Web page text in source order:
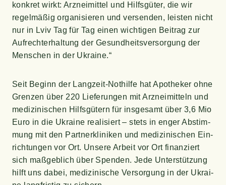
kon­kret wirkt: Arz­nei­mit­tel und Hilfs­gü­ter, die wir
regel­mä­ßig orga­ni­sie­ren und ver­sen­den, leis­ten nicht
nur in Lviv Tag für Tag einen wich­ti­gen Bei­trag zur
Auf­recht­erhal­tung der Gesund­heits­ver­sor­gung der
Men­schen in der Ukraine.“
Seit Beginn der Lang­zeit-Not­hil­fe hat Apo­the­ker ohne
Gren­zen über 220 Lie­fe­run­gen mit Arz­nei­mit­teln und
medi­zi­ni­schen Hilfs­gü­tern für ins­ge­samt über 3,6 Mio
Euro in die Ukrai­ne rea­li­siert – stets in enger Abstim­
mung mit den Part­ner­kli­ni­ken und medi­zi­ni­schen Ein­
rich­tun­gen vor Ort. Unse­re Arbeit vor Ort finan­ziert
sich maß­geb­lich über Spen­den. Jede Unter­stüt­zung
hilft uns dabei, medi­zi­ni­sche Ver­sor­gung in der Ukrai­